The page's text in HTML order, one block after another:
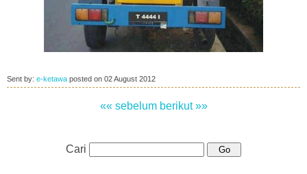
Sent by: e-ketawa posted on 02 August 2012
«« sebelum berikut »»
Cari